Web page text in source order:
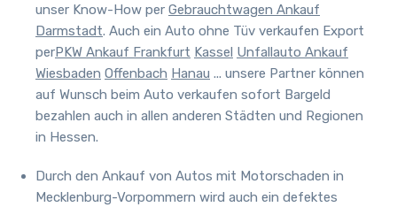
unser Know-How per Gebrauchtwagen Ankauf
Darmstadt. Auch ein Auto ohne Tüv verkaufen Export
perPKW Ankauf Frankfurt Kassel Unfallauto Ankauf
Wiesbaden Offenbach Hanau ... unsere Partner können
auf Wunsch beim Auto verkaufen sofort Bargeld
bezahlen auch in allen anderen Städten und Regionen
in Hessen.
Durch den Ankauf von Autos mit Motorschaden in
Mecklenburg-Vorpommern wird auch ein defektes